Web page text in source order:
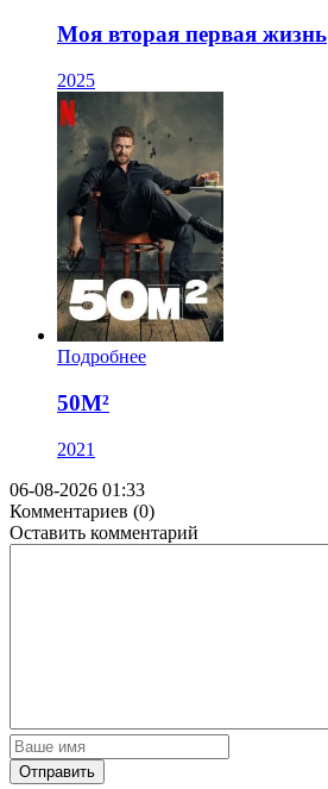
Моя вторая первая жизнь
2025
Подробнее
50M²
2021
06-08-2026 01:33
Комментариев (0)
Оставить комментарий
Отправить